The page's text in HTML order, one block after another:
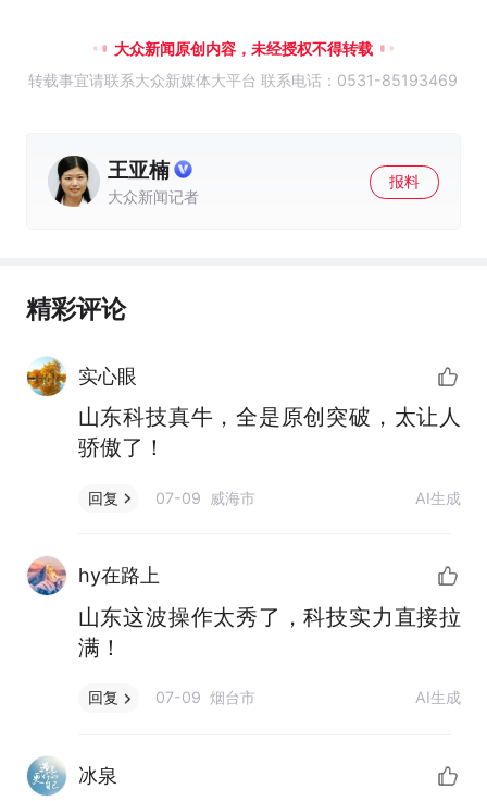
大众新闻原创内容，未经授权不得转载
转载事宜请联系大众新媒体大平台 联系电话：0531-85193469
王亚楠
大众新闻记者
报料
精彩评论
实心眼
山东科技真牛，全是原创突破，太让人
骄傲了！
回复 07-09 威海市 AI生成
hy在路上
山东这波操作太秀了，科技实力直接拉
满！
回复 07-09 烟台市 AI生成
冰泉